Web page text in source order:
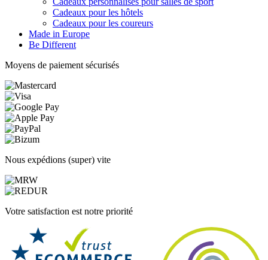
Cadeaux pour les hôtels
Cadeaux pour les coureurs
Made in Europe
Be Different
Moyens de paiement sécurisés
Nous expédions (super) vite
Votre satisfaction est notre priorité